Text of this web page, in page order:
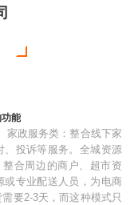
能
家政服务类：整合线下家
、投诉等服务。全城资源
合周边的商户、超市资
或专业配送人员，为电商
要2-3天，而这种模式只